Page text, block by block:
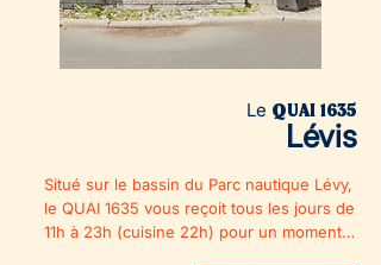
Le QUAI 1635
Lévis
Situé sur le bassin du Parc nautique Lévy,
le QUAI 1635 vous reçoit tous les jours de
11h à 23h (cuisine 22h) pour un moment à